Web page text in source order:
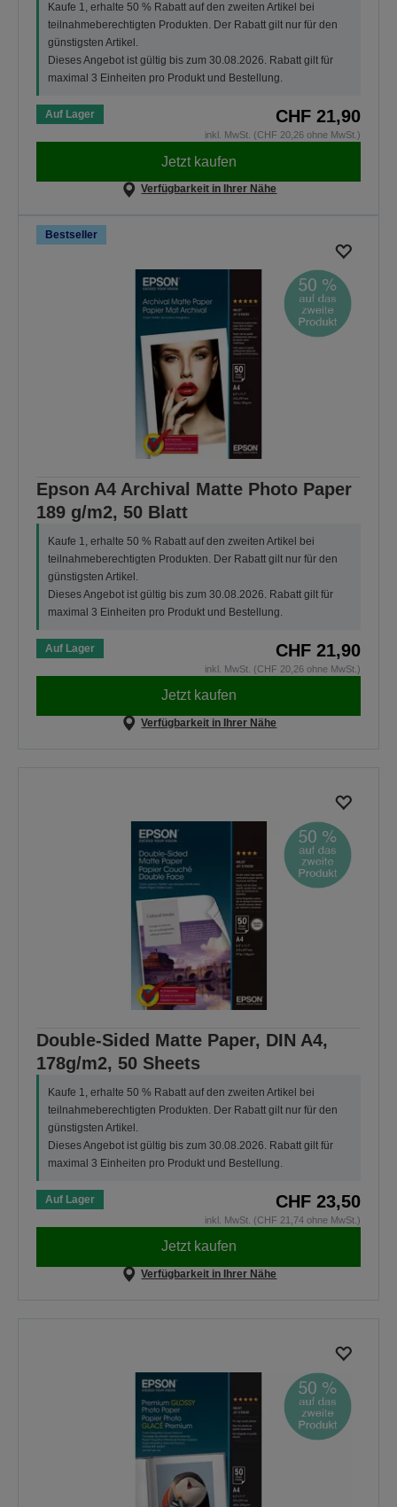
Kaufe 1, erhalte 50 % Rabatt auf den zweiten Artikel bei
teilnahmeberechtigten Produkten. Der Rabatt gilt nur für den
günstigsten Artikel.
Dieses Angebot ist gültig bis zum 30.08.2026. Rabatt gilt für
maximal 3 Einheiten pro Produkt und Bestellung.
Auf Lager CHF 21,90
inkl. MwSt. (CHF 20,26 ohne MwSt.)
Jetzt kaufen
Verfügbarkeit in Ihrer Nähe
Bestseller
Epson A4 Archival Matte Photo Paper
189 g/m2, 50 Blatt
Kaufe 1, erhalte 50 % Rabatt auf den zweiten Artikel bei
teilnahmeberechtigten Produkten. Der Rabatt gilt nur für den
günstigsten Artikel.
Dieses Angebot ist gültig bis zum 30.08.2026. Rabatt gilt für
maximal 3 Einheiten pro Produkt und Bestellung.
Auf Lager CHF 21,90
inkl. MwSt. (CHF 20,26 ohne MwSt.)
Jetzt kaufen
Verfügbarkeit in Ihrer Nähe
Double-Sided Matte Paper, DIN A4,
178g/m2, 50 Sheets
Kaufe 1, erhalte 50 % Rabatt auf den zweiten Artikel bei
teilnahmeberechtigten Produkten. Der Rabatt gilt nur für den
günstigsten Artikel.
Dieses Angebot ist gültig bis zum 30.08.2026. Rabatt gilt für
maximal 3 Einheiten pro Produkt und Bestellung.
Auf Lager CHF 23,50
inkl. MwSt. (CHF 21,74 ohne MwSt.)
Jetzt kaufen
Verfügbarkeit in Ihrer Nähe